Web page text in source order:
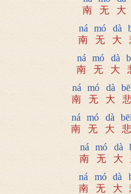
南
无
大
ná
南
mó
无
dà
大
ná
南
mó
无
dà
大
ná
南
mó
无
dà
大
悲
ná
南
mó
无
dà
大
bēi
悲
ná
南
mó
无
dà
大
ná
南
mó
无
dà
大